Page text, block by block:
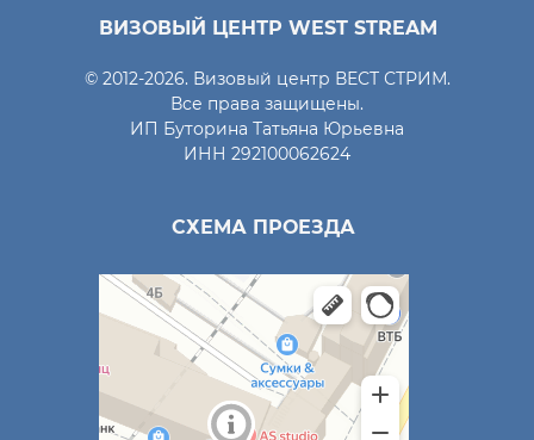
© 2012-2026. Визовый центр ВЕСТ СТРИМ.
Все права защищены.
ИП Буторина Татьяна Юрьевна
ИНН 292100062624
ВИЗОВЫЙ ЦЕНТР WEST STREAM
СХЕМА ПРОЕЗДА